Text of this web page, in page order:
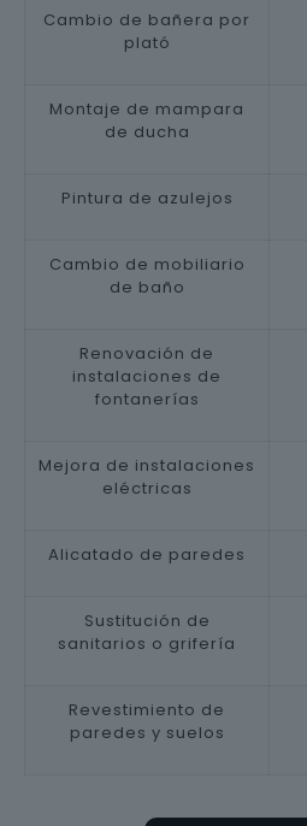
Cambio de bañera por
plató
Montaje de mampara
de ducha
Pintura de azulejos
Cambio de mobiliario
de baño
Renovación de
instalaciones de
fontanerías
Mejora de instalaciones
eléctricas
Alicatado de paredes
Sustitución de
sanitarios o grifería
Revestimiento de
paredes y suelos